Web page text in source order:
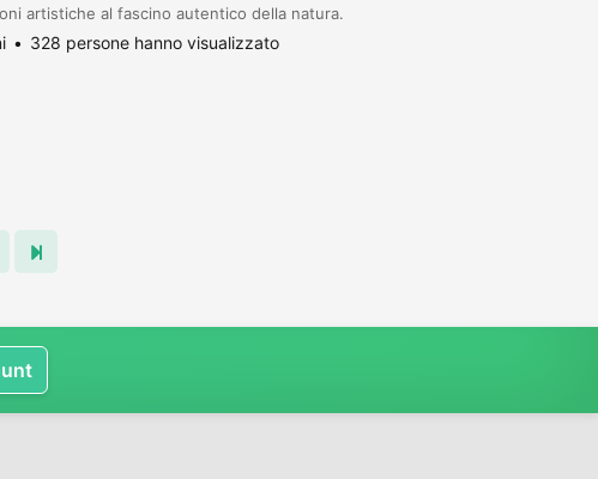
artistiche al fascino autentico della natura.
328 persone hanno visualizzato